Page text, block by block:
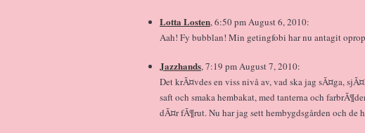
Lotta Losten, 6:50 pm August 6, 2010:
Aah! Fy bubblan! Min getingfobi har nu antagit
Jazzhands, 7:19 pm August 7, 2010:
Det krÃ¤vdes en viss nivå av, vad ska jag sÃ¤ga,
saft och smaka hembakat, med tanterna och
dÃ¤r fÃ¶rut. Nu har jag sett hembygdsgården och de